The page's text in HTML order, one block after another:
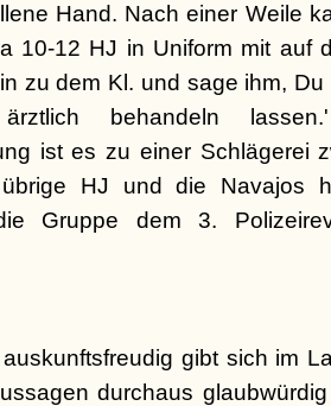
Hand. Nach einer Weile
10-12 HJ in Uniform mit auf
zu dem Kl. und sage ihm,
behandeln
ist es zu einer Schlägerei
HJ und die Navajos
Gruppe dem 3.
gibt sich im
durchaus